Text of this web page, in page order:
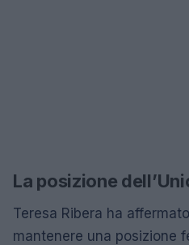
La posizione
Teresa Ribera ha
mantenere una posizione